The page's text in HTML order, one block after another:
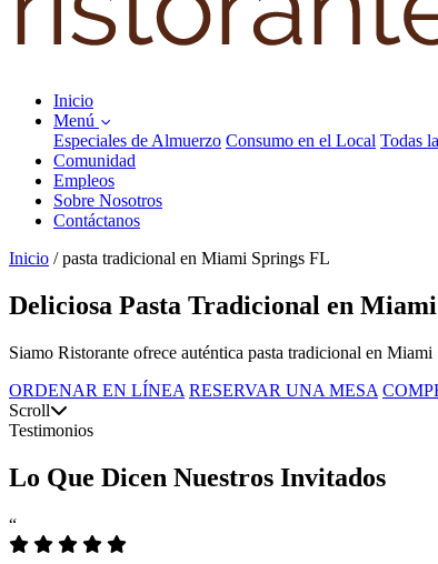
Inicio
Menú
Especiales de Almuerzo Consumo en el Local Todas
Comunidad
Empleos
Sobre Nosotros
Contáctanos
Inicio / pasta tradicional en Miami Springs FL
Deliciosa Pasta Tradicional en
Siamo Ristorante ofrece auténtica pasta tradicional en
ORDENAR EN LÍNEA RESERVAR UNA MESA
Scroll
Testimonios
Lo Que Dicen Nuestros Invitados
“